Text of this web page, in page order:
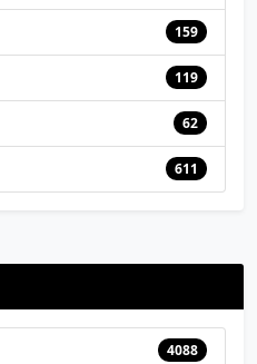
159
119
62
611
4088